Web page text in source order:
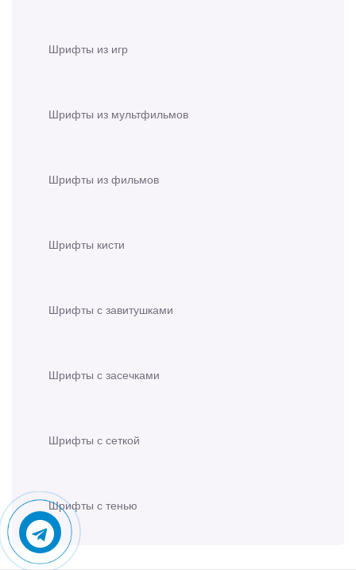
Шрифты из игр
Шрифты из мультфильмов
Шрифты из фильмов
Шрифты кисти
Шрифты с завитушками
Шрифты с засечками
Шрифты с сеткой
Шрифты с тенью